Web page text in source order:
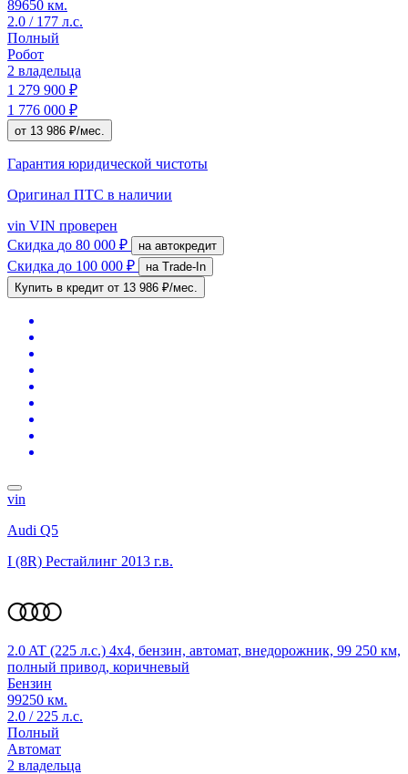
89650 км.
2.0 / 177 л.с.
Полный
Робот
2 владельца
1 279 900 ₽
1 776 000 ₽
от 13 986 ₽/мес.
Гарантия юридической чистоты
Оригинал ПТС в наличии
vin VIN проверен
Скидка до 80 000 ₽ на автокредит
Скидка до 100 000 ₽
на Trade-In
Купить в кредит от 13 986 ₽/мес.
vin
Audi Q5
I (8R) Рестайлинг 2013 г.в.
2.0 AT (225 л.с.) 4x4, бензин, автомат, внедорожник, 99 250 км,
полный привод, коричневый
Бензин
99250 км.
2.0 / 225 л.с.
Полный
Автомат
2 владельца